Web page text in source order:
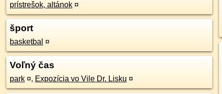
prístrešok, altánok ¤
šport
basketbal ¤
Voľný čas
park ¤, Expozícia vo Vile Dr. Lisku ¤